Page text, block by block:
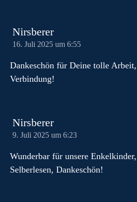
Nirsberer
16. Juli 2025 um 6:55
Dankeschön für Deine tolle
Verbindung!
Nirsberer
9. Juli 2025 um 6:23
Wunderbar für unsere
Selberlesen, Dankeschön!